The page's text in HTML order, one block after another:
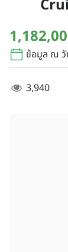
ข้อมูล ณ วั
3,940